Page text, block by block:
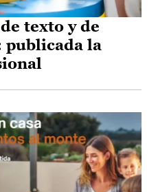
texto y de
publicada la